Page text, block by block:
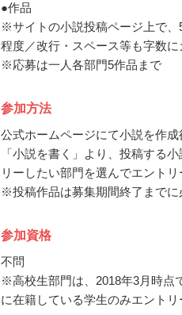
●作品
※サイトの小説投稿ページ上で
程度／改行・スペース等も字数に
※応募は一人各部門5作品まで
参加方法
公式ホームページにて小説を作
「小説を書く」より、投稿する
リーしたい部門を選んでエントリ
※投稿作品は募集期間終了までに
参加資格
不問
※高校生部門は、2018年3月時点
に在籍している学生のみエントリ